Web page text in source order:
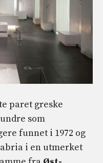
paret greske
som
funnet i 1972 og
i en utmerket